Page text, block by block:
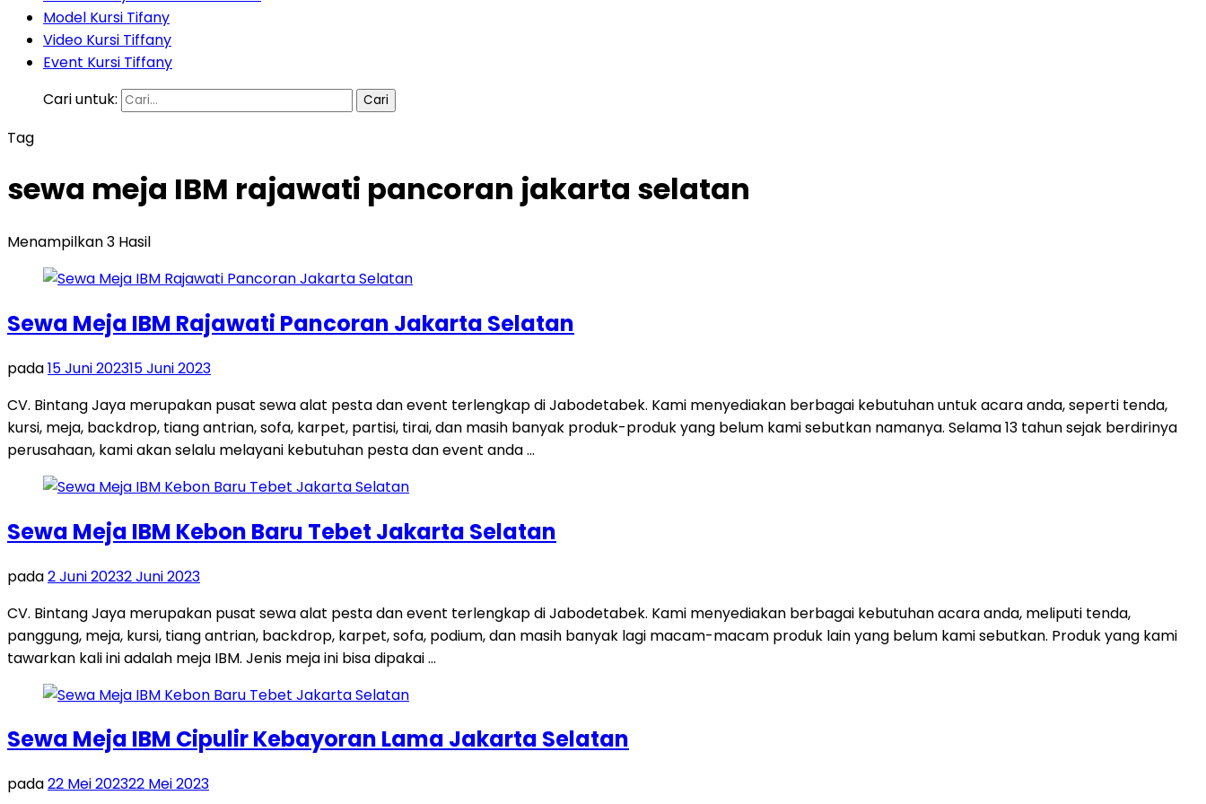
Model Kursi Tifany
Video Kursi Tiffany
Event Kursi Tiffany
Cari untuk:
Tag
sewa meja IBM rajawati pancoran jakarta selatan
Menampilkan 3 Hasil
Sewa Meja IBM Rajawati Pancoran Jakarta Selatan
pada15 Juni 202315 Juni 2023
CV. Bintang Jaya merupakan pusat sewa alat pesta dan event terlengkap di Jabodetabek. Kami menyediakan berbagai kebutuhan untuk acara anda, seperti tenda,
kursi, meja, backdrop, tiang antrian, sofa, karpet, partisi, tirai, dan masih banyak produk-produk yang belum kami sebutkan namanya. Selama 13 tahun sejak berdirinya
perusahaan, kami akan selalu melayani kebutuhan pesta dan event anda …
Sewa Meja IBM Kebon Baru Tebet Jakarta Selatan
pada2 Juni 20232 Juni 2023
CV. Bintang Jaya merupakan pusat sewa alat pesta dan event terlengkap di Jabodetabek. Kami menyediakan berbagai kebutuhan acara anda, meliputi tenda,
panggung, meja, kursi, tiang antrian, backdrop, karpet, sofa, podium, dan masih banyak lagi macam-macam produk lain yang belum kami sebutkan. Produk yang kami
tawarkan kali ini adalah meja IBM. Jenis meja ini bisa dipakai …
Sewa Meja IBM Cipulir Kebayoran Lama Jakarta Selatan
pada22 Mei 202322 Mei 2023